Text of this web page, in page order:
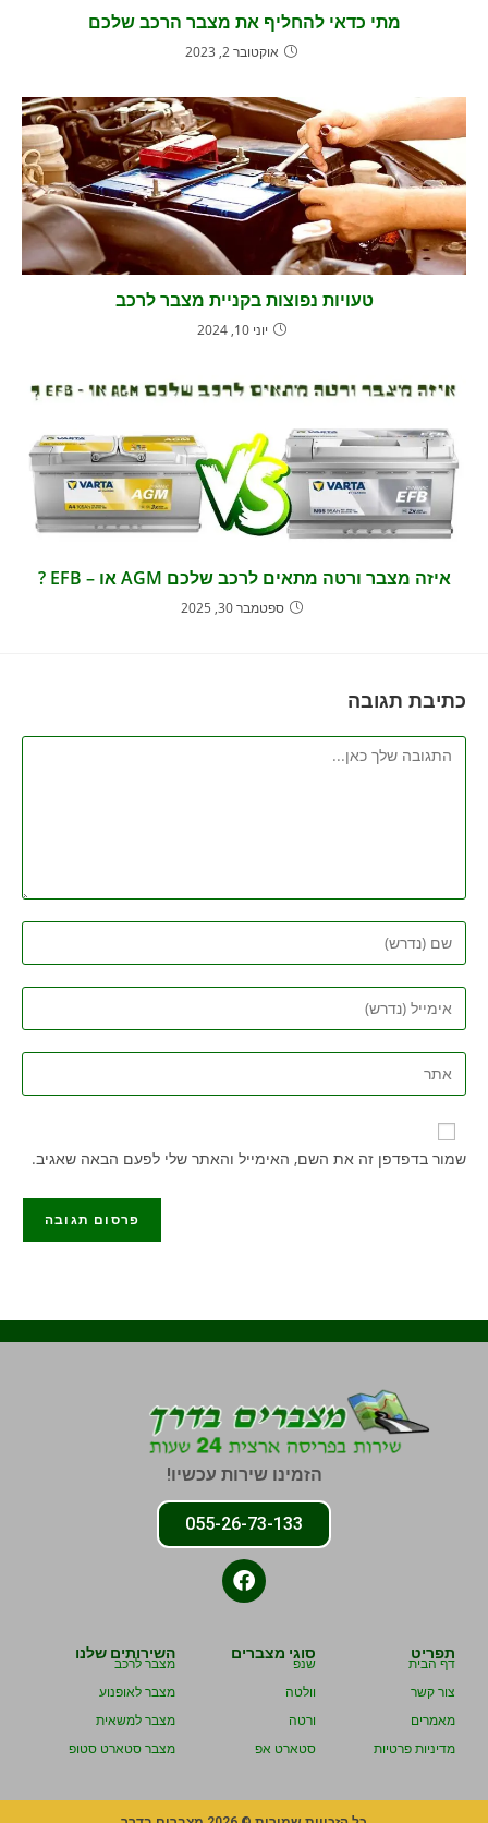
מתי כדאי להחליף את מצבר הרכב שלכם
אוקטובר 2, 2023
טעויות נפוצות בקניית מצבר לרכב
יוני 10, 2024
איזה מצבר ורטה מתאים לרכב שלכם AGM או – EFB ?
ספטמבר 30, 2025
כתיבת תגובה
שמור בדפדפן זה את השם, האימייל והאתר שלי לפעם הבאה שאגיב.
הזמינו שירות עכשיו!
055-26-73-133
תפריט
דף הבית
צור קשר
מאמרים
מדיניות פרטיות
סוגי מצברים
שנפ
וולטה
ורטה
סטארט אפ
השירותים שלנו
מצבר לרכב
מצבר לאופנוע
מצבר למשאית
מצבר סטארט סטופ